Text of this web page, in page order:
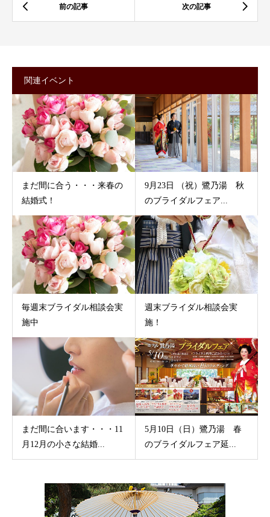
関連イベント
まだ間に合う・・・来春の
結婚式！
9月23日 （祝）鷺乃湯 秋
のブライダルフェア...
毎週末ブライダル相談会実
施中
週末ブライダル相談会実
施！
まだ間に合います・・・11
月12月の小さな結婚...
5月10日（日）鷺乃湯 春
のブライダルフェア延...